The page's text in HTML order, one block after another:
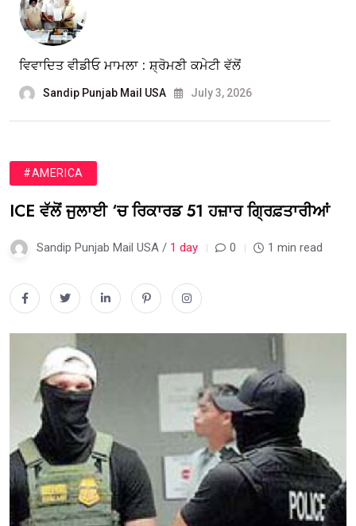
ਵਿਵਾਦਿਤ ਵੀਡੀਓ ਮਾਮਲਾ : ਸ਼੍ਰੋਮਣੀ ਕਮੇਟੀ ਵੱਲੋਂ
Sandip Punjab Mail USA July 3, 2026
#AMERICA
ICE ਵੱਲੋਂ ਜੁਲਾਈ ‘ਚ ਰਿਕਾਰਡ 51 ਹਜ਼ਾਰ ਗ੍ਰਿਫ਼ਤਾਰੀਆਂ
Sandip Punjab Mail USA / 1 day 0 1 min read